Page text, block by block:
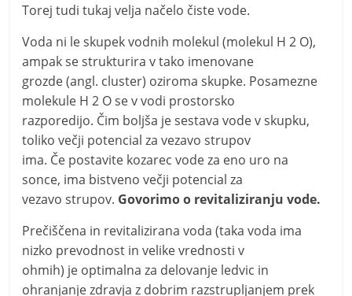
Torej tudi tukaj velja načelo čiste vode.
Voda ni le skupek vodnih molekul (molekul H 2 O),
ampak se strukturira v tako imenovane
grozde (angl. cluster) oziroma skupke. Posamezne
molekule H 2 O se v vodi prostorsko
razporedijo. Čim boljša je sestava vode v skupku,
toliko večji potencial za vezavo strupov
ima. Če postavite kozarec vode za eno uro na
sonce, ima bistveno večji potencial za
vezavo strupov. Govorimo o revitaliziranju vode.
Prečiščena in revitalizirana voda (taka voda ima
nizko prevodnost in velike vrednosti v
ohmih) je optimalna za delovanje ledvic in
ohranjanje zdravja z dobrim razstrupljanjem prek